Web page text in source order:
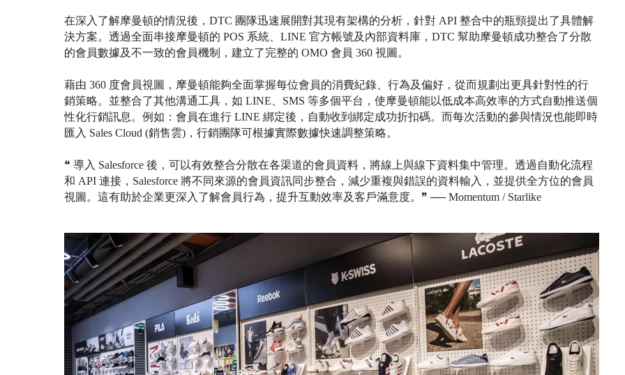
在深入了解摩曼頓的情況後，DTC 團隊迅速展開對其現有架構的分析，針對 API 整合中的瓶頸提出了具體解
決方案。透過全面串接摩曼頓的 POS 系統、LINE 官方帳號及內部資料庫，DTC 幫助摩曼頓成功整合了分散
的會員數據及不一致的會員機制，建立了完整的 OMO 會員 360 視圖。
藉由 360 度會員視圖，摩曼頓能夠全面掌握每位會員的消費紀錄、行為及偏好，從而規劃出更具針對性的行
銷策略。並整合了其他溝通工具，如 LINE、SMS 等多個平台，使摩曼頓能以低成本高效率的方式自動推送個
性化行銷訊息。例如：會員在進行 LINE 綁定後，自動收到綁定成功折扣碼。而每次活動的參與情況也能即時
匯入 Sales Cloud (銷售雲)，行銷團隊可根據實際數據快速調整策略。
❝ 導入 Salesforce 後，可以有效整合分散在各渠道的會員資料，將線上與線下資料集中管理。透過自動化流程
和 API 連接，Salesforce 將不同來源的會員資訊同步整合，減少重複與錯誤的資料輸入，並提供全方位的會員
視圖。這有助於企業更深入了解會員行為，提升互動效率及客戶滿意度。❞ ── Momentum / Starlike